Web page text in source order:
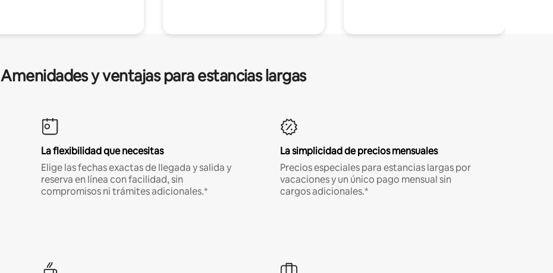
Amenidades y ventajas para estancias largas
La flexibilidad que necesitas
Elige las fechas exactas de llegada y salida y
reserva en línea con facilidad, sin
compromisos ni trámites adicionales.*
La simplicidad de precios mensuales
Precios especiales para estancias largas por
vacaciones y un único pago mensual sin
cargos adicionales.*